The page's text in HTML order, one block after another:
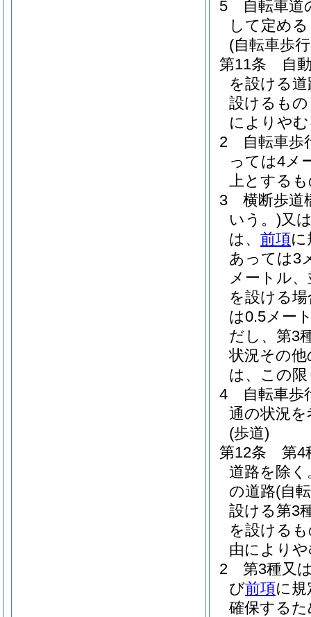
5
自転車道
して定め
(自転車歩
第11条
自
を設ける
設けるも
によりや
2
自転車歩
っては4メ
上とする
3
横断歩道
いう。)又
は、 前項に
あっては3
メートル
を設ける
は0.5メー
だし、第3
状況その
は、この
4
自転車歩
通の状況
(歩道)
第12条
第4
道路を除く
の道路(自
設ける第3
を設ける
由により
2
第3種又
び前項に
確保する